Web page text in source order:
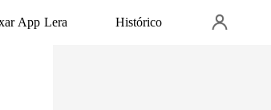
App Lera Histórico